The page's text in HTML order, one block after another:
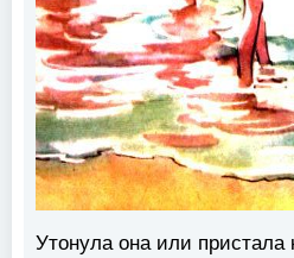
Утонула она или пристала